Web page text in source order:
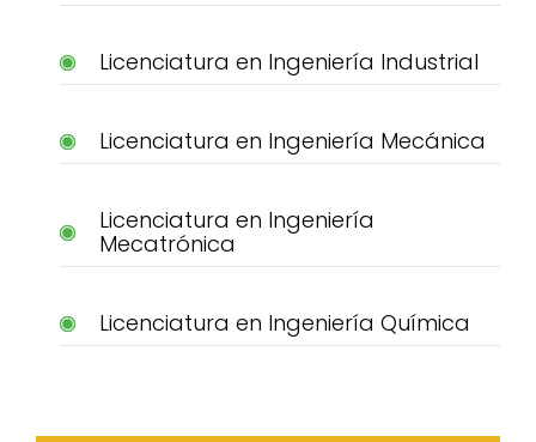
Licenciatura en Ingeniería Industrial
Licenciatura en Ingeniería Mecánica
Licenciatura en Ingeniería
Mecatrónica
Licenciatura en Ingeniería Química